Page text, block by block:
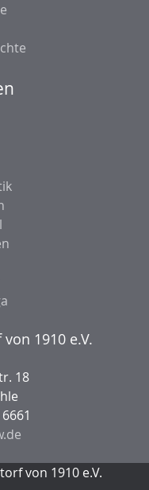
1910 e.V.
18
von 1910 e.V.